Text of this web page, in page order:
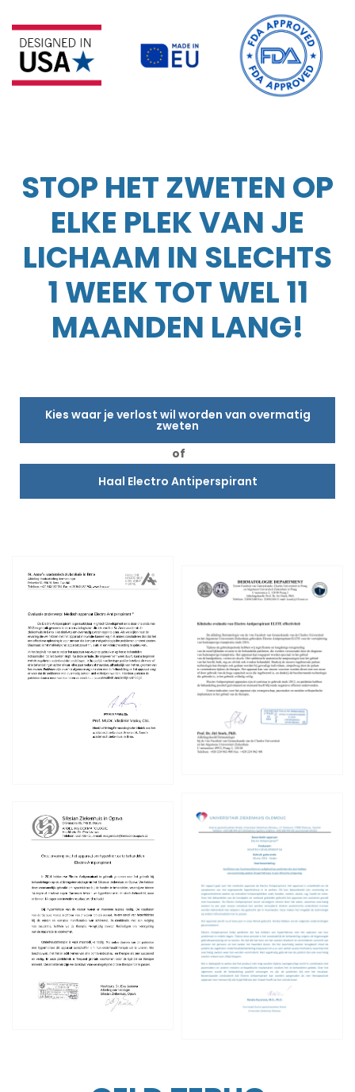
STOP HET ZWETEN OP
ELKE PLEK VAN JE
LICHAAM IN SLECHTS
1 WEEK TOT WEL 11
MAANDEN LANG!
Kies waar je verlost wil worden van overmatig
zweten
of
Haal Electro Antiperspirant